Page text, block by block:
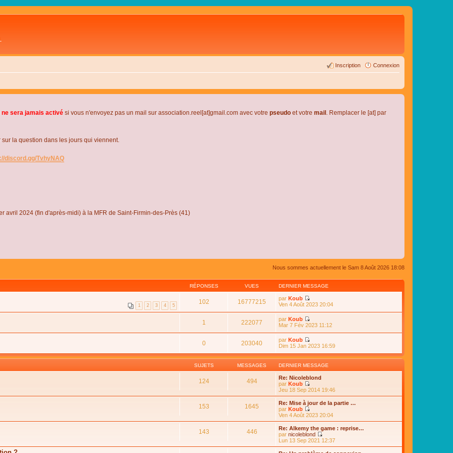
Connexion
Inscription
sera jamais activé si vous n'envoyez pas un mail sur association.reel[at]gmail.com avec votre pseudo et votre mail . Remplacer le [at] par
la question dans les jours qui viennent.
discord.gg/TvhyNAQ
avril 2024 (fin d'après-midi) à la MFR de Saint-Firmin-des-Près (41)
Nous sommes actuellement le Sam 8 Août 2026 18:08
RÉPONSES VUES DERNIER MESSAGE
1 2 3 4 5 102 16777215 par Koub
C
u
l
e
l
e
d
e
n
r
m
e
s
a
g
e
Ven 4 Août 2023 20:04
1 222077 par Koub
C
u
l
t
e
r
l
d
e
r
i
e
r
m
e
s
s
Mar 7 Fév 2023 11:12
0 203040 par Koub
C
n
s
u
l
t
e
r
e
e
r
n
i
e
r
Dim 15 Jan 2023 16:59
SUJETS MESSAGES DERNIER MESSAGE
124 494
Re: Nicoleblond
par Koub
C
o
n
s
u
l
e
r
l
Jeu 18 Sep 2014 19:46
153 1645
Re: Mise à jour de la partie …
par Koub
C
o
n
s
u
l
t
Ven 4 Août 2023 20:04
143 446
Re: Alkemy the game : reprise…
par nicoleblond
C
o
n
Lun 13 Sep 2021 12:37